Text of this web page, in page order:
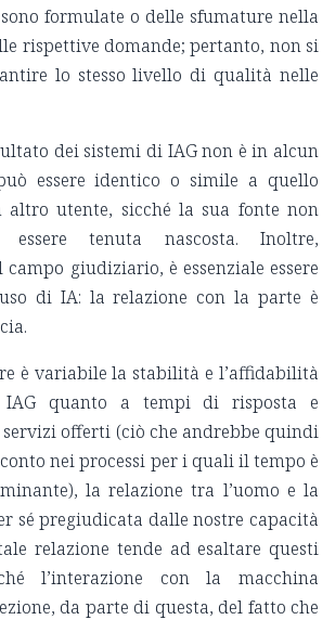
formulate o delle sfumature nella
rispettive domande; pertanto, non si
lo stesso livello di qualità nelle
dei sistemi di IAG non è in alcun
essere identico o simile a quello
altro utente, sicché la sua fonte non
essere tenuta nascosta. Inoltre,
campo giudiziario, è essenziale essere
di IA: la relazione con la parte è
è variabile la stabilità e l’affidabilità
quanto a tempi di risposta e
offerti (ciò che andrebbe quindi
nei processi per i quali il tempo è
la relazione tra l’uomo e la
sé pregiudicata dalle nostre capacità
relazione tende ad esaltare questi
l’interazione con la macchina
da parte di questa, del fatto che